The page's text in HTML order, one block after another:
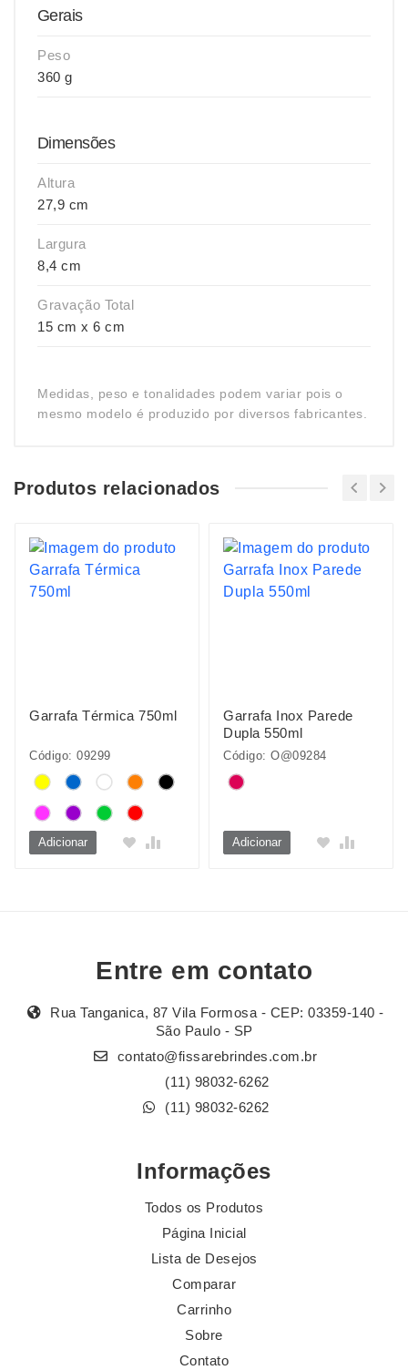
Gerais
Peso
360 g
Dimensões
Altura
27,9 cm
Largura
8,4 cm
Gravação Total
15 cm x 6 cm
Medidas, peso e tonalidades podem variar pois o
mesmo modelo é produzido por diversos fabricantes.
Produtos relacionados
Garrafa Térmica 750ml
Código: 09299
Adicionar
Garrafa Inox Parede
Dupla 550ml
Código: O@09284
Adicionar
Entre em contato
Rua Tanganica, 87 Vila Formosa - CEP: 03359-140 -
São Paulo - SP
contato@fissarebrindes.com.br
(11) 98032-6262
(11) 98032-6262
Informações
Todos os Produtos
Página Inicial
Lista de Desejos
Comparar
Carrinho
Sobre
Contato